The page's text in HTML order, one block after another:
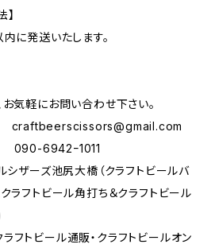
に発送いたします。
気軽にお問い合わせ下さい。
craftbeerscissors@gmail.com
6942ｰ1011
シザーズ池尻大橋（クラフトビールバ
ラフトビール角打ち＆クラフトビール
トビール通販・クラフトビールオン